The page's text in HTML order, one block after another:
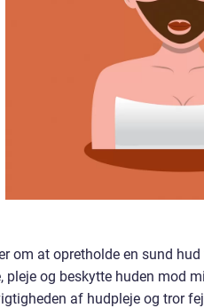
om at opretholde en sund
pleje og beskytte huden mod
af hudpleje og tror